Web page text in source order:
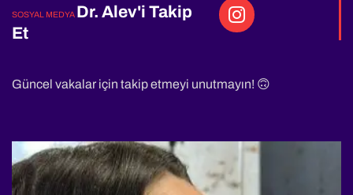
SOSYAL MEDYA Dr. Alev'i Takip
Et
Güncel vakalar için takip etmeyi unutmayın! 🙃